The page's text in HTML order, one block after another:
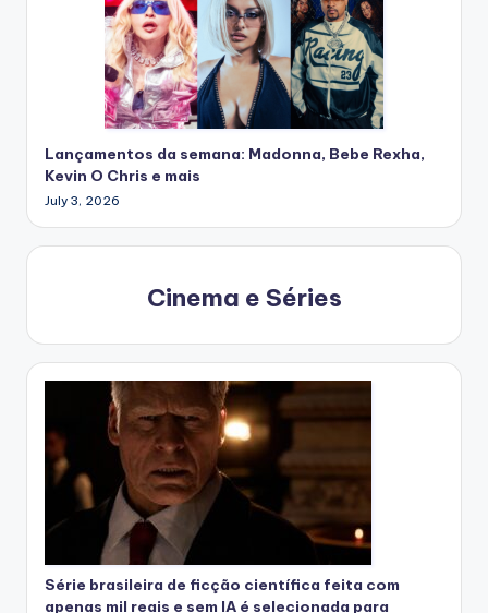
Lançamentos da semana: Madonna, Bebe Rexha,
Kevin O Chris e mais
July 3, 2026
Cinema e Séries
Série brasileira de ficção científica feita com
apenas mil reais e sem IA é selecionada para